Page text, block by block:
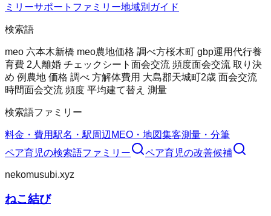
ミリーサポートファミリー地域別ガイド
検索語
meo 六本木新橋 meo農地価格 調べ方桜木町 gbp運用代行養
育費 2人 離婚 チェックシート 面会交流 頻度面会交流 取り決
め 例 農地 価格 調べ 方解体費用 大島郡天城町2歳 面会交流
時間面会交流 頻度 平均建て替え 測量
検索語ファミリー
料金・費用駅名・駅周辺 MEO・地図集客測量・分筆
ペア育児の検索語ファミリー ペア育児の改善候補
nekomusubi.xyz
ねこ結び